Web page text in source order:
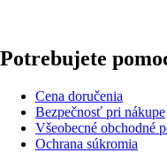
Potrebujete
Cena doručenia
Bezpečnosť pri nákupe
Všeobecné obchodné
Ochrana súkromia